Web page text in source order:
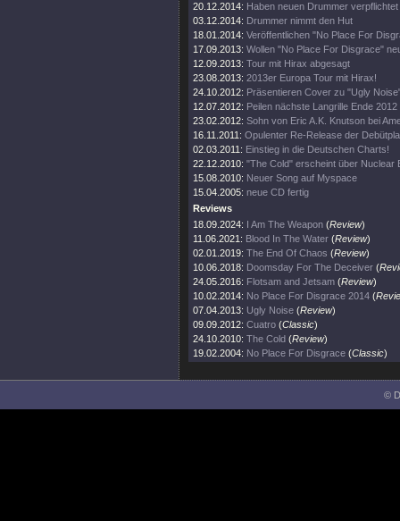
20.12.2014: Haben neuen Drummer verpflichtet
03.12.2014: Drummer nimmt den Hut
18.01.2014: Veröffentlichen "No Place For
17.09.2013: Wollen "No Place For Disgrace"
12.09.2013: Tour mit Hirax abgesagt
23.08.2013: 2013er Europa Tour mit Hirax!
24.10.2012: Präsentieren Cover zu "Ugly
12.07.2012: Peilen nächste Langrille Ende 2012
23.02.2012: Sohn von Eric A.K. Knutson bei
16.11.2011: Opulenter Re-Release der
02.03.2011: Einstieg in die Deutschen Charts!
22.12.2010: "The Cold" erscheint über Nuclear
15.08.2010: Neuer Song auf Myspace
15.04.2005: neue CD fertig
Reviews
18.09.2024: I Am The Weapon (Review)
11.06.2021: Blood In The Water (Review)
02.01.2019: The End Of Chaos (Review)
10.06.2018: Doomsday For The Deceiver (
24.05.2016: Flotsam and Jetsam (Review)
10.02.2014: No Place For Disgrace 2014 (
07.04.2013: Ugly Noise (Review)
09.09.2012: Cuatro (Classic)
24.10.2010: The Cold (Review)
19.02.2004: No Place For Disgrace (Classic)
©